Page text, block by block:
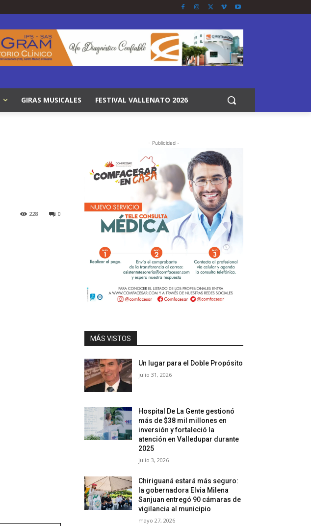
GIRAS MUSICALES FESTIVAL VALLENATO 2026
0
228
- Publicidad -
MÁS VISTOS
Un lugar para el Doble Propósito
julio 31, 2026
Hospital De La Gente gestionó
más de $38 mil millones en
inversión y fortaleció la
atención en Valledupar durante
2025
julio 3, 2026
Chiriguaná estará más seguro:
la gobernadora Elvia Milena
Sanjuan entregó 90 cámaras de
vigilancia al municipio
mayo 27, 2026